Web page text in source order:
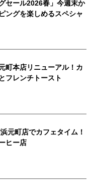
セール2026春」今週末か
ングを楽しめるスペシャ
町本店リニューアル！カ
フレンチトースト
元町店でカフェタイム！
ヒー店